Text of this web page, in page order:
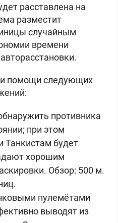
расставлена на
разместит
случайным
времени
помощи следующих
противника
при этом
будет
хорошим
Обзор: 500 м.
пулемётами
выводят из